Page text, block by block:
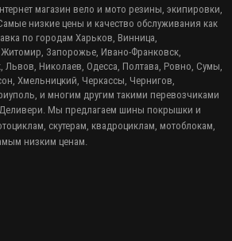
магазин вело и мото резины, экипировки,
низкие цены и качество обслуживания как
по городам Харьков, Винница,
Запорожье, Ивано-Франковск,
Львов, Николаев, Одесса, Полтава, Ровно, Сумы,
Хмельницкий, Черкассы, Чернигов,
и многим другим такими перевозчиками
Мы предлагаем шины покрышки и
скутерам, квадроциклам, мотоблокам,
низким ценам.